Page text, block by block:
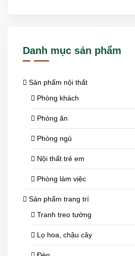
Danh mục sản phẩm
Sản phẩm nội thất
Phòng khách
Phòng ăn
Phòng ngủ
Nội thất trẻ em
Phòng làm việc
Sản phẩm trang trí
Tranh treo tường
Lọ hoa, chậu cây